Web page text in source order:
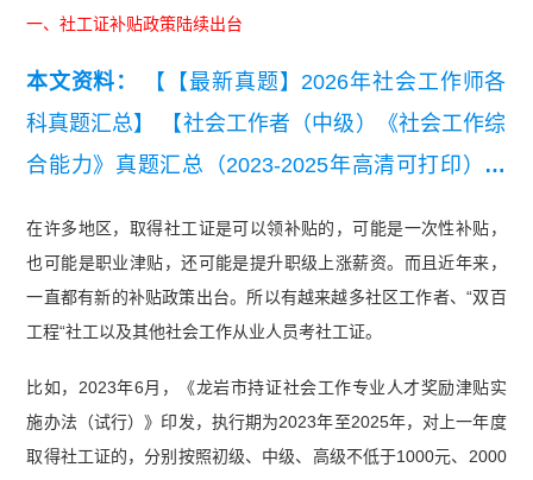
一、社工证补贴政策陆续出台
本文资料：
【【最新真题】2026年社会工作师各
科真题汇总】
【社会工作者（中级）《社会工作综
合能力》真题汇总（2023-2025年高清可打印）】
（初级）》真题汇总（高清可打印）】
【2025年
中级社工《社会工作综合能力》真题及答案】
【20
25年中级社工《专业实务》真题及答案】
年初级社工《社会工作综合能力》真题及答案】
【2025年中级社工《社会工作法规与政策》真题及
答案解析】
在许多地区，取得社工证是可以领补贴的，可能是一次性补贴，
也可能是职业津贴，还可能是提升职级上涨薪资。而且近年来，
一直都有新的补贴政策出台。所以有越来越多社区工作者、“双百
工程“社工以及其他社会工作从业人员考社工证。
比如，2023年6月，《龙岩市持证社会工作专业人才奖励津贴实
施办法（试行）》印发，执行期为2023年至2025年，对上一年度
取得社工证的，分别按照初级、中级、高级不低于1000元、2000